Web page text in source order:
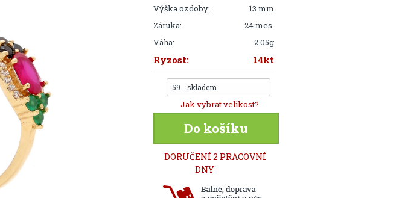
Výška ozdoby:
13 mm
Záruka:
24 mes.
Váha:
2.05g
Ryzost: 14kt
59 - skladem
Jak vybrat velikost?
Do košíku
DORUČENÍ 2 PRACOVNÍ
DNY